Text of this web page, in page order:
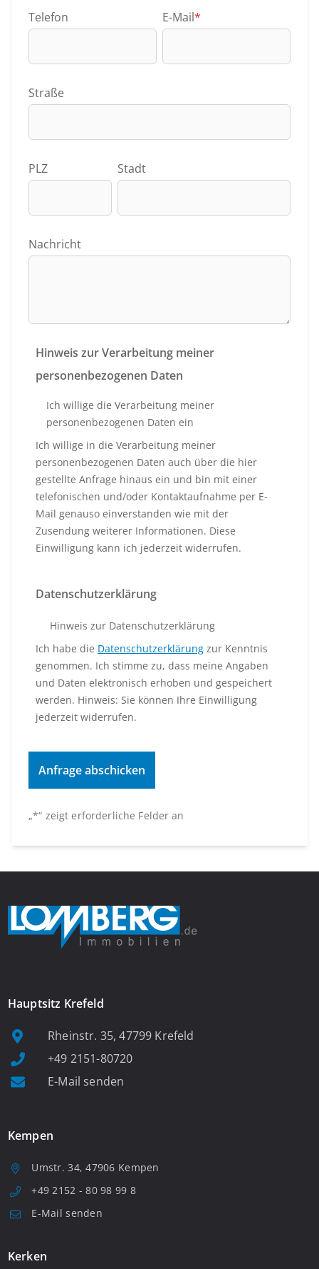
„*“ zeigt erforderliche Felder an
Telefon E-Mail*
Straße
PLZ Stadt
Nachricht
Hinweis zur Verarbeitung meiner
personenbezogenen Daten
Ich willige die Verarbeitung meiner
personenbezogenen Daten ein
Ich willige in die Verarbeitung meiner
personenbezogenen Daten auch über die hier
gestellte Anfrage hinaus ein und bin mit einer
telefonischen und/oder Kontaktaufnahme per E-
Mail genauso einverstanden wie mit der
Zusendung weiterer Informationen. Diese
Einwilligung kann ich jederzeit widerrufen.
Datenschutzerklärung
Hinweis zur Datenschutzerklärung
Ich habe die Datenschutzerklärung zur Kenntnis
genommen. Ich stimme zu, dass meine Angaben
und Daten elektronisch erhoben und gespeichert
werden. Hinweis: Sie können Ihre Einwilligung
jederzeit widerrufen.
Hauptsitz Krefeld
Rheinstr. 35, 47799 Krefeld
+49 2151-80720
E-Mail senden
Kempen
Umstr. 34, 47906 Kempen
+49 2152 - 80 98 99 8
E-Mail senden
Kerken